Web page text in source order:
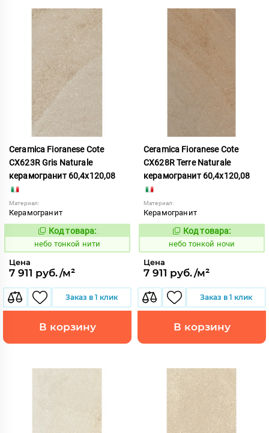
Ceramica Fioranese Cote
CX623R Gris Naturale
керамогранит 60,4x120,08
Материал:
Керамогранит
1122185
Код товара:
небо тонкой нити
Цена
7 911 руб./м²
Заказ в 1 клик
В корзину
Ceramica Fioranese Cote
CX628R Terre Naturale
керамогранит 60,4x120,08
Материал:
Керамогранит
1122186
Код товара:
небо тонкой ночи
Цена
7 911 руб./м²
Заказ в 1 клик
В корзину